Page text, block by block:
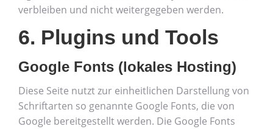
verbleiben und nicht weitergegeben werden.
6. Plugins und Tools
Google Fonts (lokales Hosting)
Diese Seite nutzt zur einheitlichen Darstellung von
Schriftarten so genannte Google Fonts, die von
Google bereitgestellt werden. Die Google Fonts